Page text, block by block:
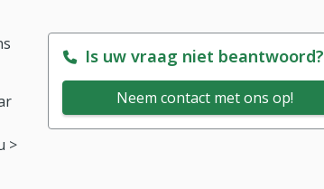
>
Is uw vraag niet beantwoord?
Neem contact met ons op!